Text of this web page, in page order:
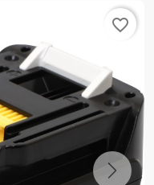
favorite_border
Next